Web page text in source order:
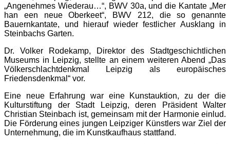
„Angenehmes Wiederau…“, BWV 30a, und die Kantate „Mer
han een neue Oberkeet“, BWV 212, die so genannte
Bauernkantate, und hierauf wieder festlicher Ausklang in
Steinbachs Garten.
Dr. Volker Rodekamp, Direktor des Stadtgeschichtlichen
Museums in Leipzig, stellte an einem weiteren Abend „Das
Völkerschlachtdenkmal Leipzig als europäisches
Friedensdenkmal“ vor.
Eine neue Erfahrung war eine Kunstauktion, zu der die
Kulturstiftung der Stadt Leipzig, deren Präsident Walter
Christian Steinbach ist, gemeinsam mit der Harmonie einlud.
Die Förderung eines jungen Leipziger Künstlers war Ziel der
Unternehmung, die im Kunstkaufhaus stattfand.